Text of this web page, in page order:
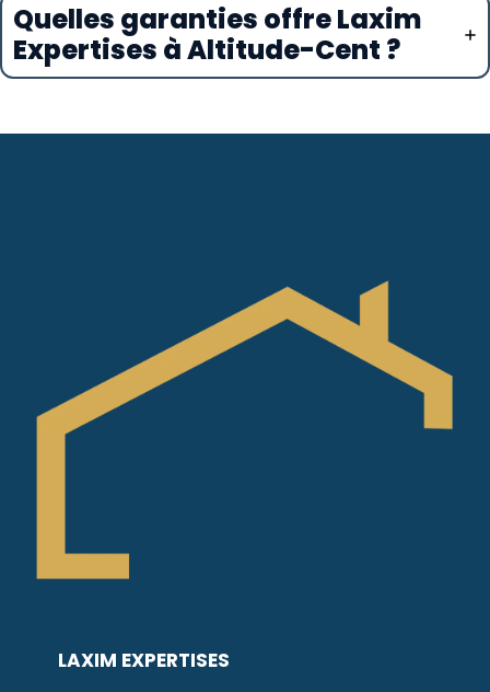
Quelles garanties offre Laxim
Expertises à Altitude-Cent ?
LAXIM EXPERTISES